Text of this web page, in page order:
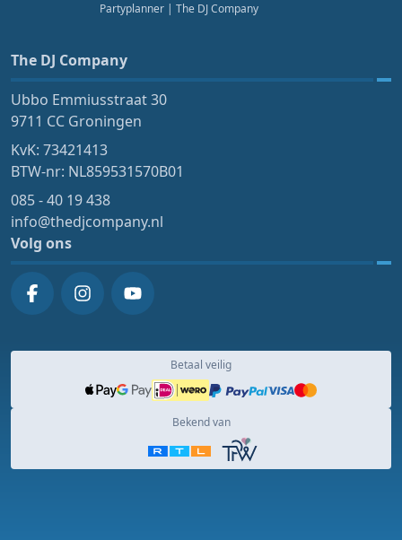
Partyplanner | The DJ Company
The DJ Company
Ubbo Emmiusstraat 30
9711 CC Groningen
KvK: 73421413
BTW-nr: NL859531570B01
085 - 40 19 438
info@thedjcompany.nl
Volg ons
Betaal veilig
Bekend van